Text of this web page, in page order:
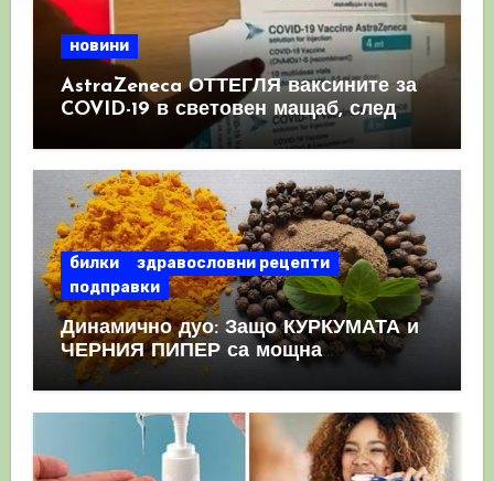
новини
AstraZeneca ОТТЕГЛЯ ваксините за
COVID-19 в световен мащаб, след
като призна, че те причиняват
КРЪВНИ съсиреци
билки
здравословни рецепти
подправки
Динамично дуо: Защо КУРКУМАТА и
ЧЕРНИЯ ПИПЕР са мощна
комбинация